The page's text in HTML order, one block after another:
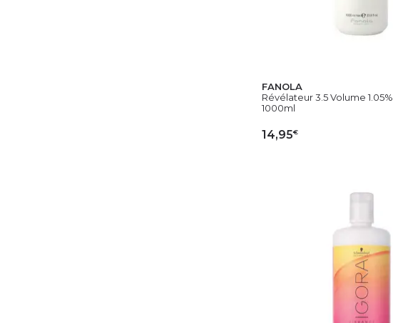
FANOLA
Révélateur 3.5 Volume 1.05%
1000ml
14,95€